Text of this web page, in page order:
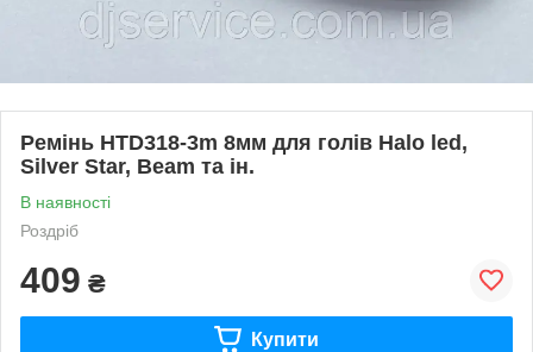
Ремінь HTD318-3m 8мм для голів Halo led,
Silver Star, Beam та ін.
В наявності
Роздріб
409 ₴
Купити